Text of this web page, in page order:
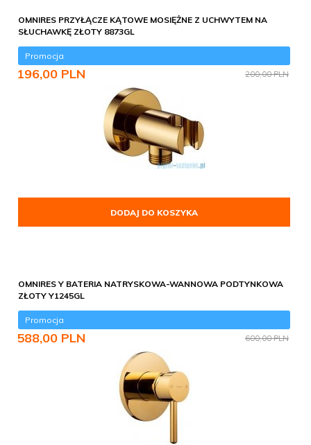
OMNIRES PRZYŁĄCZE KĄTOWE MOSIĘŻNE Z UCHWYTEM NA
SŁUCHAWKĘ ZŁOTY 8873GL
Promocja
196,00 PLN 200,00 PLN
DODAJ DO KOSZYKA
OMNIRES Y BATERIA NATRYSKOWA-WANNOWA PODTYNKOWA
ZŁOTY Y1245GL
Promocja
588,00 PLN 600,00 PLN